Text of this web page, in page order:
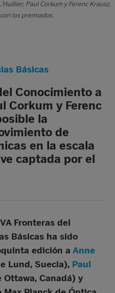
Paul Corkum y Ferenc Krausz.
los premiados.
Básicas
Conocimiento a
Corkum y Ferenc
la
de
en la escala
captada por el
Fronteras del
Básicas ha sido
edición aAnne
Lund, Suecia), Paul
Ottawa, Canadá) y